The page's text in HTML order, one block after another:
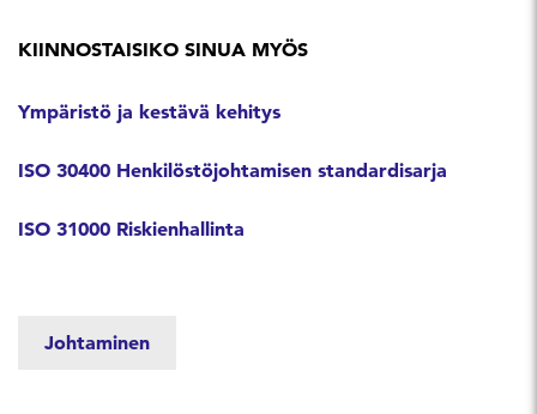
KIINNOSTAISIKO SINUA MYÖS
Ympäristö ja kestävä kehitys
ISO 30400 Henkilöstöjohtamisen standardisarja
ISO 31000 Riskienhallinta
Johtaminen